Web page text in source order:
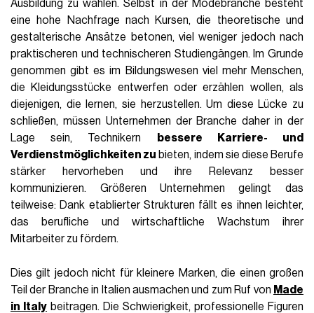
Ausbildung zu wählen. Selbst in der Modebranche besteht
eine hohe Nachfrage nach Kursen, die theoretische und
gestalterische Ansätze betonen, viel weniger jedoch nach
praktischeren und technischeren Studiengängen. Im Grunde
genommen gibt es im Bildungswesen viel mehr Menschen,
die Kleidungsstücke entwerfen oder erzählen wollen, als
diejenigen, die lernen, sie herzustellen. Um diese Lücke zu
schließen, müssen Unternehmen der Branche daher in der
Lage sein, Technikern
bessere Karriere- und
Verdienstmöglichkeiten zu bieten, indem sie diese Berufe
stärker hervorheben und ihre Relevanz besser
kommunizieren. Größeren Unternehmen gelingt das
teilweise: Dank etablierter Strukturen fällt es ihnen leichter,
das berufliche und wirtschaftliche Wachstum ihrer
Mitarbeiter zu fördern.
Dies gilt jedoch nicht für kleinere Marken, die einen großen
Teil der Branche in Italien ausmachen und zum Ruf von Made
in Italy beitragen. Die Schwierigkeit, professionelle Figuren